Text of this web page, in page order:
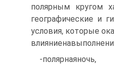
полярным кругом
географические и
условия, которые
-полярнаяночь,